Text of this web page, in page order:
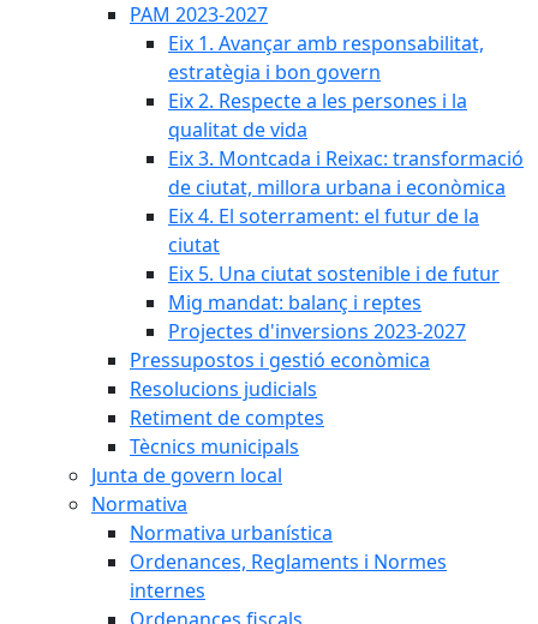
PAM 2023-2027
Eix 1. Avançar amb responsabilitat,
estratègia i bon govern
Eix 2. Respecte a les persones i la
qualitat de vida
Eix 3. Montcada i Reixac: transformació
de ciutat, millora urbana i econòmica
Eix 4. El soterrament: el futur de la
ciutat
Eix 5. Una ciutat sostenible i de futur
Mig mandat: balanç i reptes
Projectes d'inversions 2023-2027
Pressupostos i gestió econòmica
Resolucions judicials
Retiment de comptes
Tècnics municipals
Junta de govern local
Normativa
Normativa urbanística
Ordenances, Reglaments i Normes
internes